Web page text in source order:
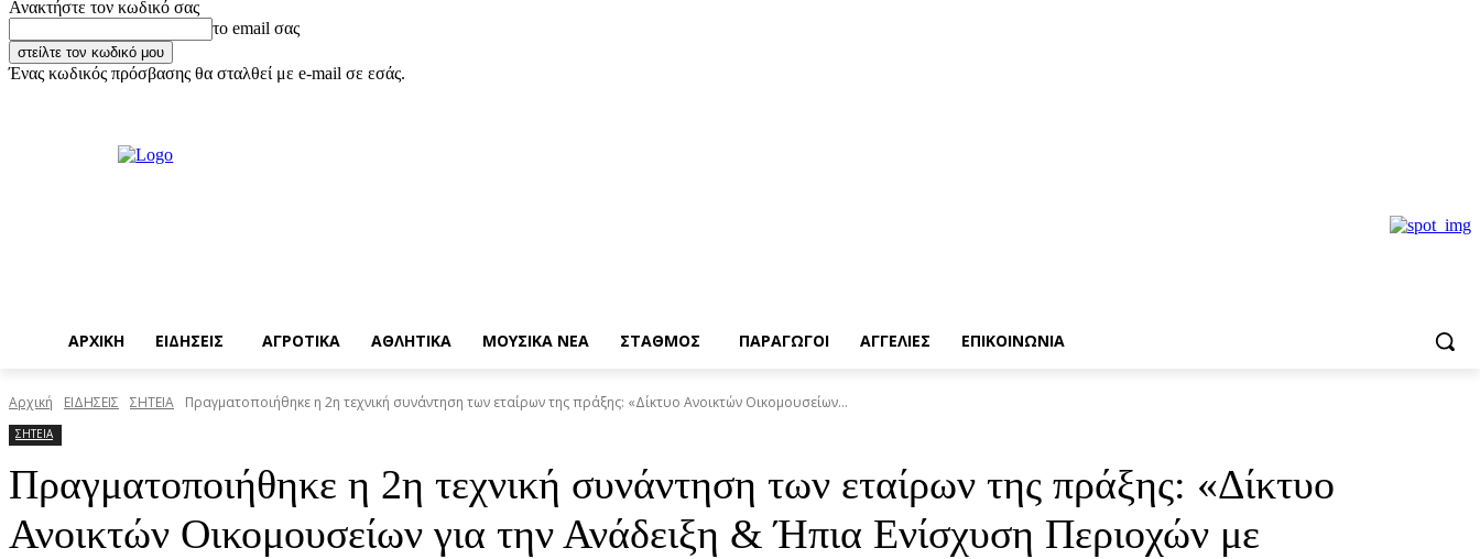
Ανακτήστε τον κωδικό σας
το email σας
Ένας κωδικός πρόσβασης θα σταλθεί με e-mail σε εσάς.
ΑΡΧΙΚΗ ΕΙΔΗΣΕΙΣ ΑΓΡΟΤΙΚΑ ΑΘΛΗΤΙΚΑ ΜΟΥΣΙΚΑ ΝΕΑ ΣΤΑΘΜΟΣ ΠΑΡΑΓΩΓΟΙ ΑΓΓΕΛΙΕΣ ΕΠΙΚΟΙΝΩΝΙΑ
Αρχική ΕΙΔΗΣΕΙΣ ΣΗΤΕΙΑ Πραγματοποιήθηκε η 2η τεχνική συνάντηση των εταίρων της πράξης: «Δίκτυο Ανοικτών Οικομουσείων...
ΣΗΤΕΙΑ
Πραγματοποιήθηκε η 2η τεχνική συνάντηση των εταίρων της πράξης: «Δίκτυο
Ανοικτών Οικομουσείων για την Ανάδειξη & Ήπια Ενίσχυση Περιοχών με